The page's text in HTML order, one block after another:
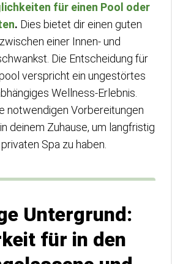
für einen Pool oder
. Dies bietet dir einen guten
einer Innen- und
Die Entscheidung für
verspricht ein ungestörtes
Wellness-Erlebnis.
notwendigen Vorbereitungen
deinem Zuhause, um langfristig
Spa zu haben.
Untergrund:
für in den